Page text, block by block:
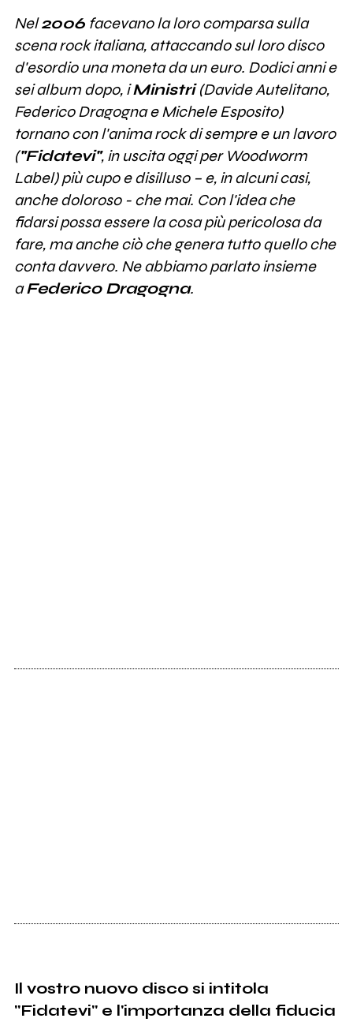
Nel2006facevano la loro comparsa sulla
scena rock italiana, attaccando sul loro disco
d'esordio una moneta da un euro. Dodici anni e
sei album dopo, iMinistri(Davide Autelitano,
Federico Dragogna e Michele Esposito)
tornano con l'anima rock di sempre e un lavoro
("Fidatevi", in uscita oggi per Woodworm
Label) più cupo e disilluso – e, in alcuni casi,
anche doloroso - che mai. Con l'idea che
fidarsi possa essere la cosa più pericolosa da
fare, ma anche ciò che genera tutto quello che
conta davvero. Ne abbiamo parlato insieme
aFederico Dragogna.
Il vostro nuovo disco si intitola
"Fidatevi" e l'importanza della fiducia